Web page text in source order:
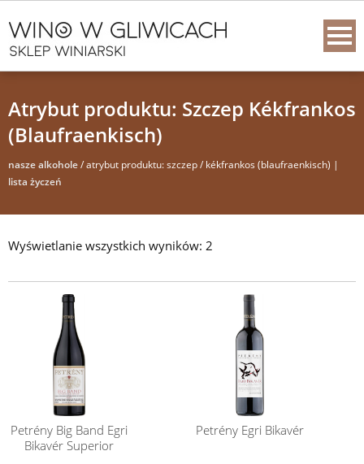
Atrybut produktu: Szczep Kékfrankos
(Blaufraenkisch)
nasze alkohole/ atrybut produktu: szczep / kékfrankos (blaufraenkisch) |
lista życzeń
Wyświetlanie wszystkich wyników: 2
Petrény Big Band Egri
Bikavér Superior
Petrény Egri Bikavér